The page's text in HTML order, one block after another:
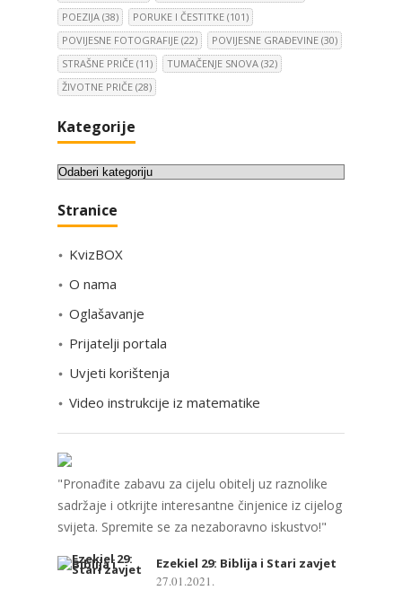
POEZIJA (38) PORUKE I ČESTITKE (101)
POVIJESNE FOTOGRAFIJE (22) POVIJESNE GRAĐEVINE (30)
STRAŠNE PRIČE (11) TUMAČENJE SNOVA (32)
ŽIVOTNE PRIČE (28)
Kategorije
K
t
g
i
j
Stranice
KvizBOX
O nama
Oglašavanje
Prijatelji portala
Uvjeti korištenja
Video instrukcije iz matematike
"Pronađite zabavu za cijelu obitelj uz raznolike
sadržaje i otkrijte interesantne činjenice iz cijelog
svijeta. Spremite se za nezaboravno iskustvo!"
Ezekiel 29: Biblija i Stari zavjet
27.01.2021.